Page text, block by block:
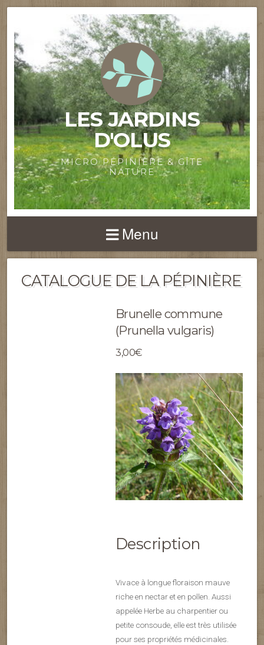
LES JARDINS
D'OLUS
MICRO PÉPINIÈRE & GÎTE
NATURE
Menu
CATALOGUE DE LA PÉPINIÈRE
Brunelle commune
(Prunella vulgaris)
3,00€
Description
Vivace à longue floraison mauve
riche en nectar et en pollen. Aussi
appelée Herbe au charpentier ou
petite consoude, elle est très utilisée
pour ses propriétés médicinales.